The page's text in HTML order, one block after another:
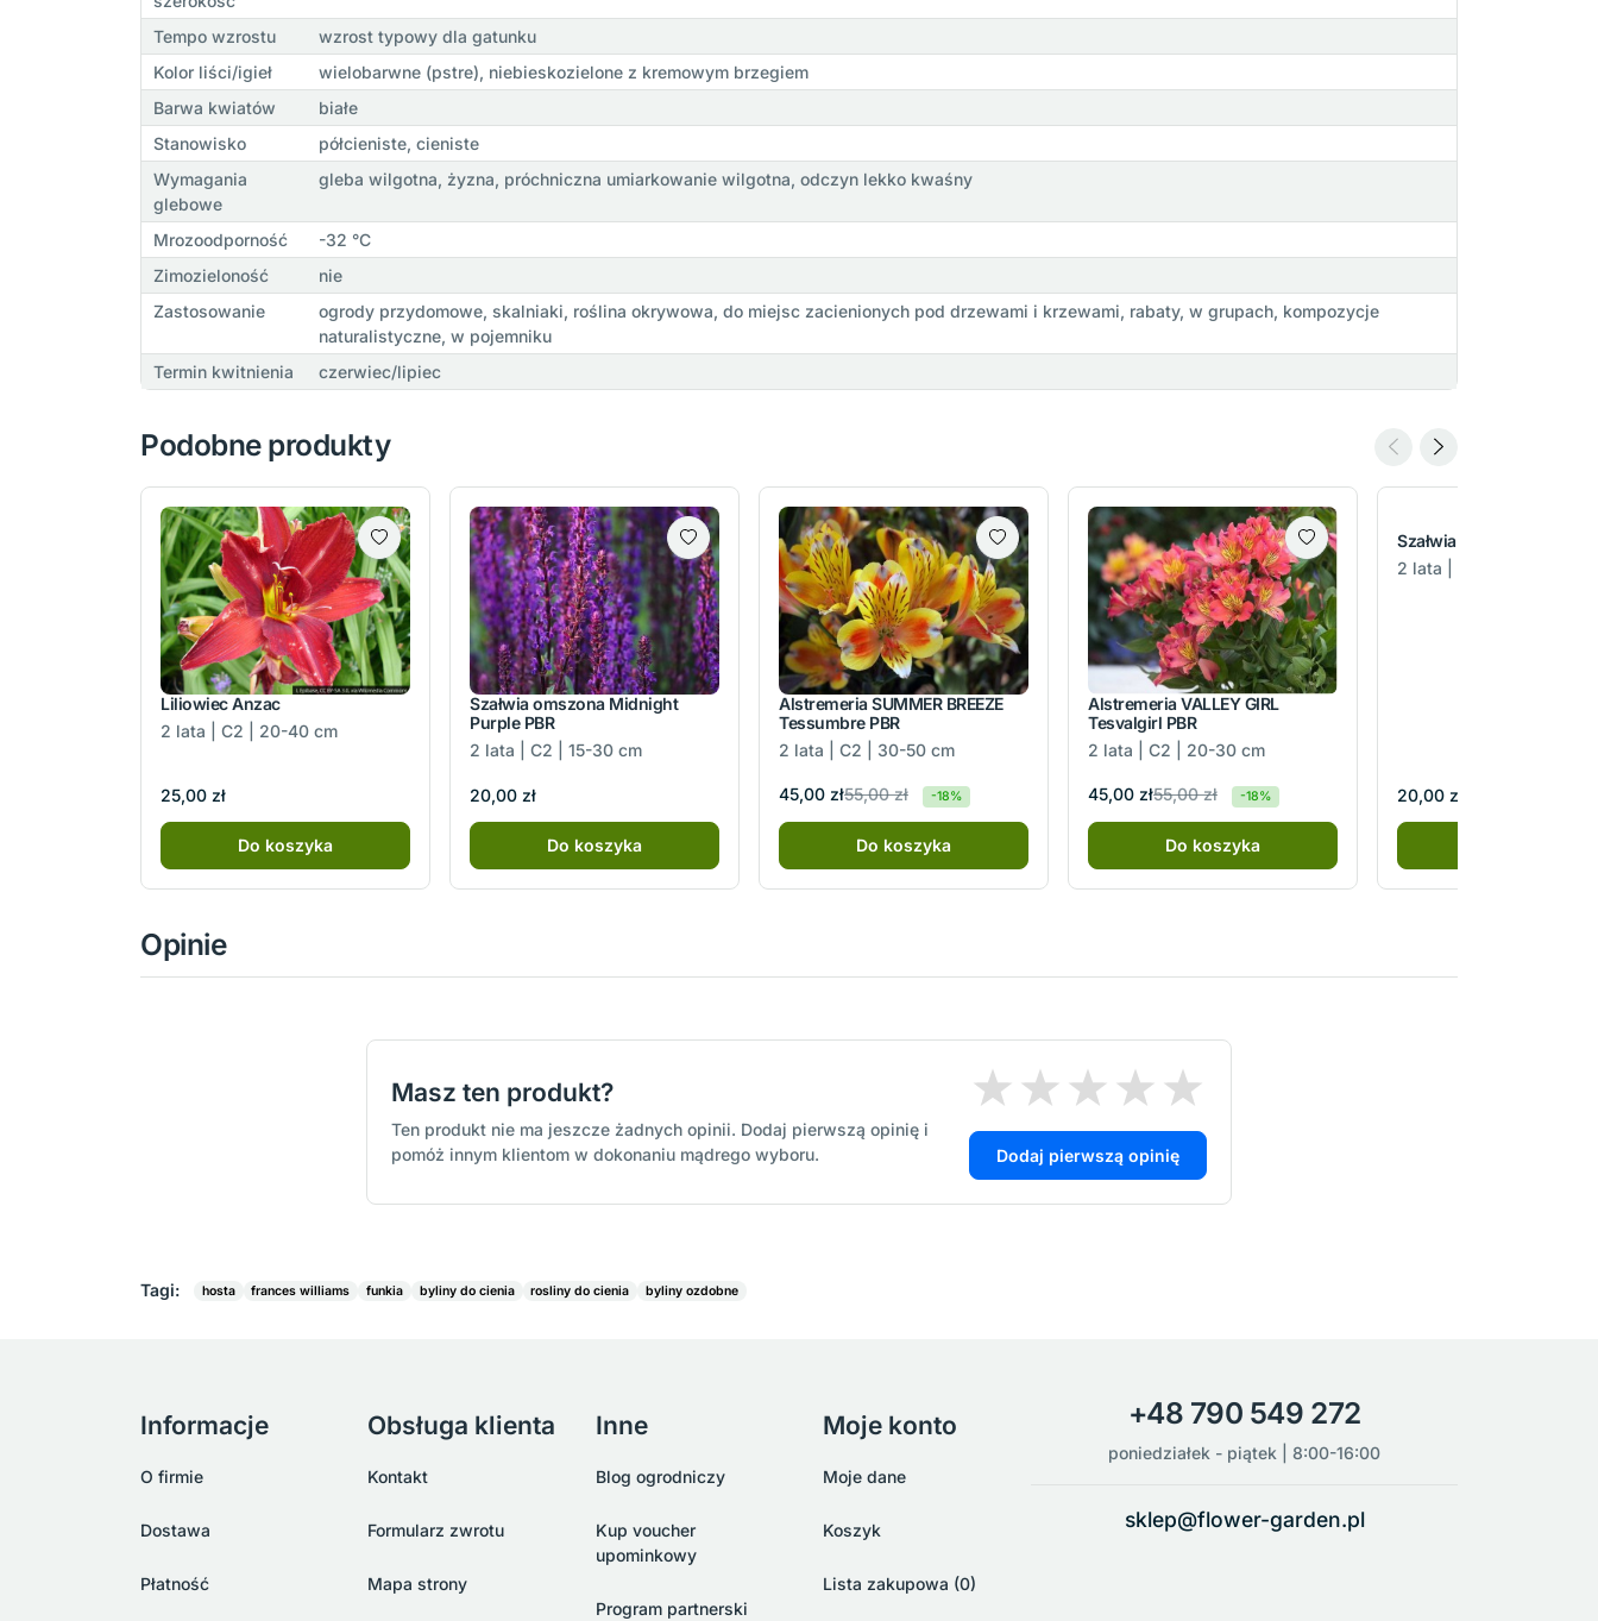
Tempo wzrostu
wzrost typowy dla gatunku
Kolor liści/igieł
wielobarwne (pstre), niebieskozielone z kremowym brzegiem
Barwa kwiatów
białe
Stanowisko
półcieniste, cieniste
Wymagania
glebowe
gleba wilgotna, żyzna, próchniczna umiarkowanie wilgotna, odczyn lekko kwaśny
Mrozoodporność
-32 °C
Zimozieloność
nie
Zastosowanie
ogrody przydomowe, skalniaki, roślina okrywowa, do miejsc zacienionych pod drzewami i krzewami, rabaty, w grupach, kompozycje
naturalistyczne, w pojemniku
Termin kwitnienia
czerwiec/lipiec
Podobne produkty
Liliowiec Anzac
2 lata | C2 | 20-40 cm
25,00 zł
Do koszyka
Szałwia omszona Midnight
Purple PBR
2 lata | C2 | 15-30 cm
20,00 zł
Do koszyka
Alstremeria SUMMER BREEZE
Tessumbre PBR
2 lata | C2 | 30-50 cm
45,00 zł55,00 zł -18%
Do koszyka
Alstremeria VALLEY GIRL
Tesvalgirl PBR
2 lata | C2 | 20-30 cm
45,00 zł55,00 zł -18%
Do koszyka
Szałwia omszona Rianne
2 lata | C2 | 20-30 cm
20,00 zł
Opinie
Masz ten produkt?
Ten produkt nie ma jeszcze żadnych opinii. Dodaj pierwszą opinię i
pomóż innym klientom w dokonaniu mądrego wyboru.
Dodaj pierwszą opinię
Tagi: hosta frances williams funkia byliny do cienia rosliny do cienia byliny ozdobne
Informacje
O firmie
Dostawa
Płatność
Obsługa klienta
Kontakt
Formularz zwrotu
Mapa strony
Inne
Blog ogrodniczy
Kup voucher
upominkowy
Program partnerski
Moje konto
Moje dane
Koszyk
Lista zakupowa (0)
+48 790 549 272
poniedziałek - piątek | 8:00-16:00
sklep@flower-garden.pl